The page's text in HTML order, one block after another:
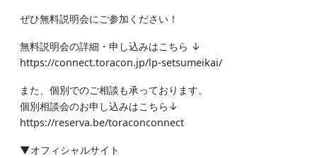
ぜひ無料説明会にご参加ください！
無料説明会の詳細・申し込みはこちら ↓
https://connect.toracon.jp/lp-setsumeikai/
また、個別でのご相談も承っております。
個別相談会のお申し込みはこちら↓
https://reserva.be/toraconconnect
▼オフィシャルサイト